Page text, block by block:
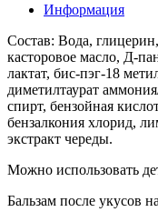
Информация
Состав: Вода,
касторовое масло, Д-
лактат, бис-пэг-18
диметилтаурат
спирт, бензойная
бензалкония хлорид,
экстракт череды.
Можно использовать
Бальзам после укусов